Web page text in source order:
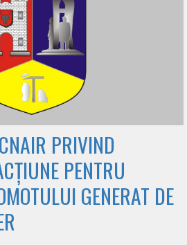
PRIVIND
PENTRU
GENERAT DE